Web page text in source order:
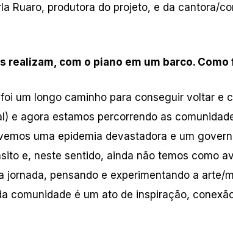
Ruaro, produtora do projeto, e da cantora/
realizam, com o piano em um barco.
um longo caminho para conseguir voltar e
e agora estamos percorrendo as
uma epidemia devastadora e um
e, neste sentido, ainda não temos como
jornada, pensando e experimentando a arte/
comunidade é um ato de inspiração,